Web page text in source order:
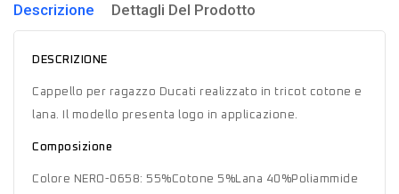
Descrizione Dettagli Del Prodotto
DESCRIZIONE
Cappello per ragazzo Ducati realizzato in tricot cotone e
lana. Il modello presenta logo in applicazione.
Composizione
Colore NERO-0658: 55%Cotone 5%Lana 40%Poliammide